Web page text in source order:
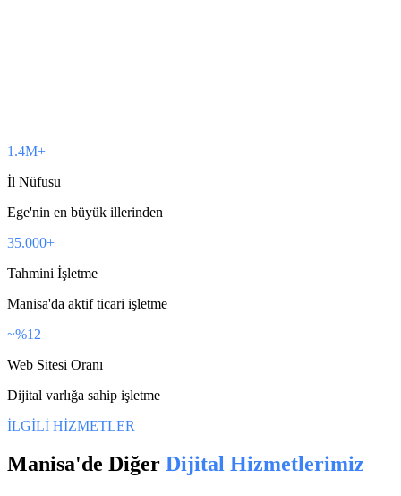
1.4M+
İl Nüfusu
Ege'nin en büyük illerinden
35.000+
Tahmini İşletme
Manisa'da aktif ticari işletme
~%12
Web Sitesi Oranı
Dijital varlığa sahip işletme
İLGİLİ HİZMETLER
Manisa'de Diğer Dijital Hizmetlerimiz